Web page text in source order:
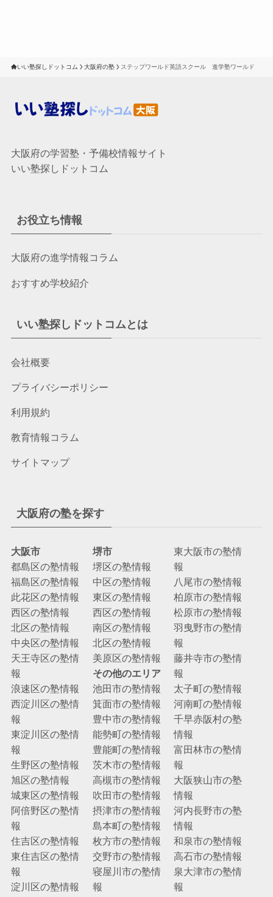
いい塾探しドットコム 大阪府の塾 ステップワールド英語スクール 進学塾ワールド
大阪府の学習塾・予備校情報サイト
いい塾探しドットコム
お役立ち情報
大阪府の進学情報コラム
おすすめ学校紹介
いい塾探しドットコムとは
会社概要
プライバシーポリシー
利用規約
教育情報コラム
サイトマップ
大阪府の塾を探す
大阪市
都島区の塾情報
福島区の塾情報
此花区の塾情報
西区の塾情報
北区の塾情報
中央区の塾情報
天王寺区の塾情
報
浪速区の塾情報
西淀川区の塾情
報
東淀川区の塾情
報
生野区の塾情報
旭区の塾情報
城東区の塾情報
阿倍野区の塾情
報
住吉区の塾情報
東住吉区の塾情
報
淀川区の塾情報
堺市
堺区の塾情報
中区の塾情報
東区の塾情報
西区の塾情報
南区の塾情報
北区の塾情報
美原区の塾情報
その他のエリア
池田市の塾情報
箕面市の塾情報
豊中市の塾情報
能勢町の塾情報
豊能町の塾情報
茨木市の塾情報
高槻市の塾情報
吹田市の塾情報
摂津市の塾情報
島本町の塾情報
枚方市の塾情報
交野市の塾情報
寝屋川市の塾情
報
東大阪市の塾情
報
八尾市の塾情報
柏原市の塾情報
松原市の塾情報
羽曳野市の塾情
報
藤井寺市の塾情
報
太子町の塾情報
河南町の塾情報
千早赤阪村の塾
情報
富田林市の塾情
報
大阪狭山市の塾
情報
河内長野市の塾
情報
和泉市の塾情報
高石市の塾情報
泉大津市の塾情
報